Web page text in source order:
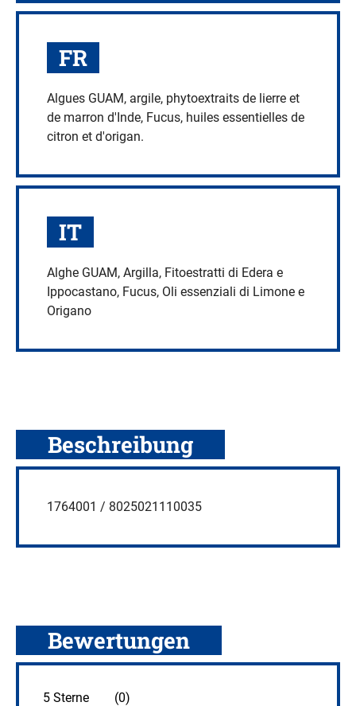
FR
Algues GUAM, argile, phytoextraits de lierre et
de marron d'Inde, Fucus, huiles essentielles de
citron et d'origan.
IT
Alghe GUAM, Argilla, Fitoestratti di Edera e
Ippocastano, Fucus, Oli essenziali di Limone e
Origano
Beschreibung
1764001 / 8025021110035
Bewertungen
5 Sterne
(0)